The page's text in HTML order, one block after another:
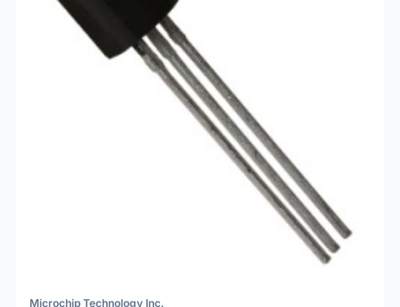
Microchip Technology Inc.